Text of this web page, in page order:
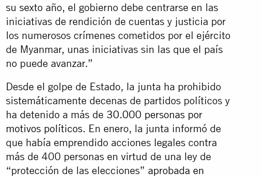
su sexto año, el gobierno debe centrarse en las
iniciativas de rendición de cuentas y justicia por
los numerosos crímenes cometidos por el ejército
de Myanmar, unas iniciativas sin las que el país
no puede avanzar.”
Desde el golpe de Estado, la junta ha prohibido
sistemáticamente decenas de partidos políticos y
ha detenido a más de 30.000 personas por
motivos políticos. En enero, la junta informó de
que había emprendido acciones legales contra
más de 400 personas en virtud de una ley de
“protección de las elecciones” aprobada en